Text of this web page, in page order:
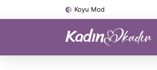
Koyu Mod